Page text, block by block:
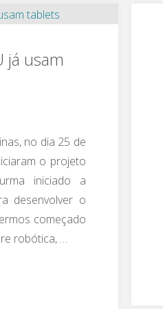
já usam
no dia 25 de
o projeto
iniciado a
desenvolver o
começado
robótica, …